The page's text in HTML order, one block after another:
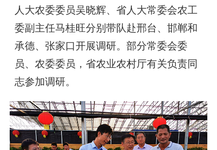
人大农委委员吴晓辉、省人大常委会农工
委副主任马桂旺分别带队赴邢台、邯郸和
承德、张家口开展调研。部分常委会委
员、农委委员，省农业农村厅有关负责同
志参加调研。